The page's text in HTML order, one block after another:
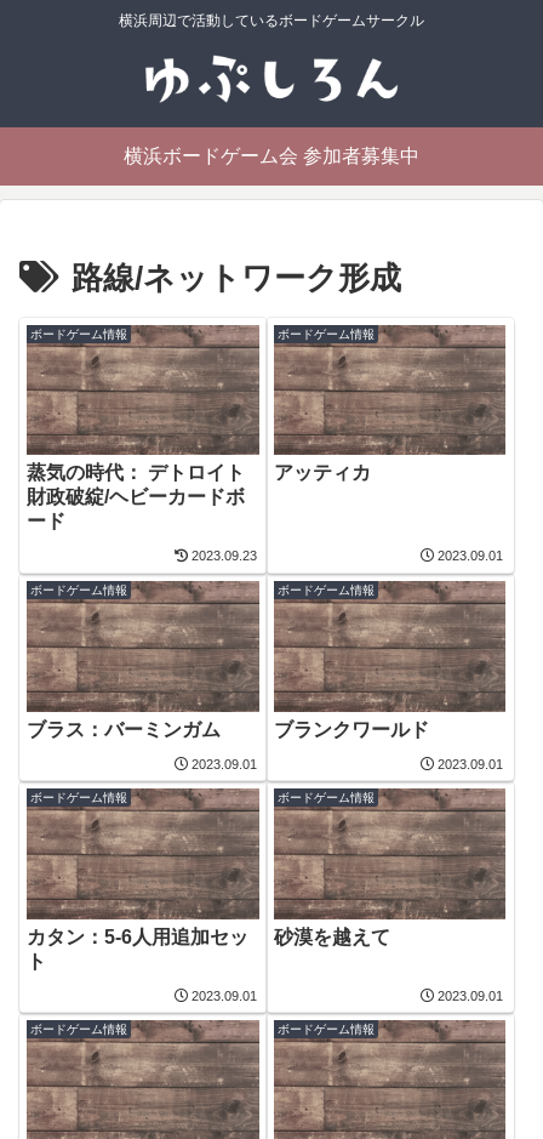
横浜周辺で活動しているボードゲームサークル
横浜ボードゲーム会 参加者募集中
路線/ネットワーク形成
ボードゲーム情報
蒸気の時代： デトロイト
財政破綻/ヘビーカードボ
ード
2023.09.23
ボードゲーム情報
アッティカ
2023.09.01
ボードゲーム情報
ブラス：バーミンガム
2023.09.01
ボードゲーム情報
ブランクワールド
2023.09.01
ボードゲーム情報
カタン：5-6人用追加セッ
ト
2023.09.01
ボードゲーム情報
砂漠を越えて
2023.09.01
ボードゲーム情報 ボードゲーム情報